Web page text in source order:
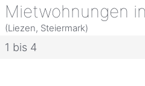
Mietwohnungen
(Liezen, Steiermark)
1 bis 4